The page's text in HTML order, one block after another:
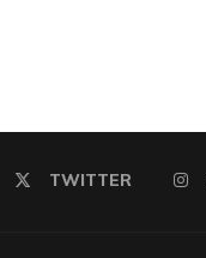
TWITTER